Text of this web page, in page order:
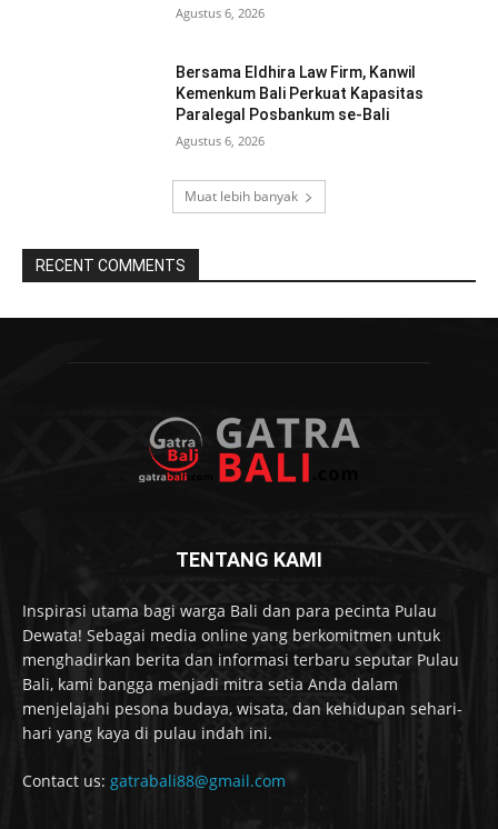
Agustus 6, 2026
Bersama Eldhira Law Firm, Kanwil
Kemenkum Bali Perkuat Kapasitas
Paralegal Posbankum se-Bali
Agustus 6, 2026
Muat lebih banyak
RECENT COMMENTS
TENTANG KAMI
Inspirasi utama bagi warga Bali dan para pecinta Pulau
Dewata! Sebagai media online yang berkomitmen untuk
menghadirkan berita dan informasi terbaru seputar Pulau
Bali, kami bangga menjadi mitra setia Anda dalam
menjelajahi pesona budaya, wisata, dan kehidupan sehari-
hari yang kaya di pulau indah ini.
Contact us: gatrabali88@gmail.com